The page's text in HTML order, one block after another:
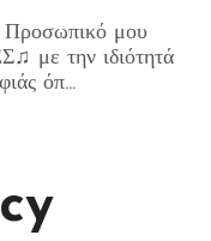
μου
την ιδιότητά
όπ...